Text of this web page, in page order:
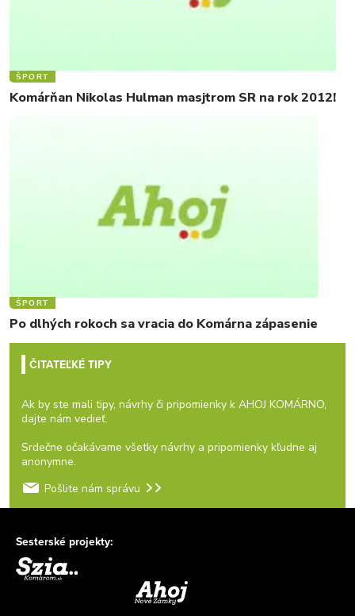
ŠPORT
Komárňan Nikolas Hulman masjtrom SR na rok 2012!
ŠPORT
Po dlhých rokoch sa vracia do Komárna zápasenie
ČITATEĽKÉ TIPY
Ak by ste mali tipy, návrhy či pripomienky k AHOJ KOMÁRNO,
dajte nám vedieť.
Srdečne očakávame všetky návrhy a pripomienky kľudne aj
anonymne.
Pošlite nám správu
Sesterské projekty: